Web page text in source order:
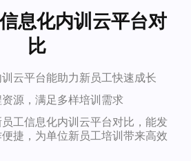
息化内训云平台对
比
云平台能助力新员工快速成长
源，满足多样培训需求
工信息化内训云平台对比，能发
捷，为单位新员工培训带来高效